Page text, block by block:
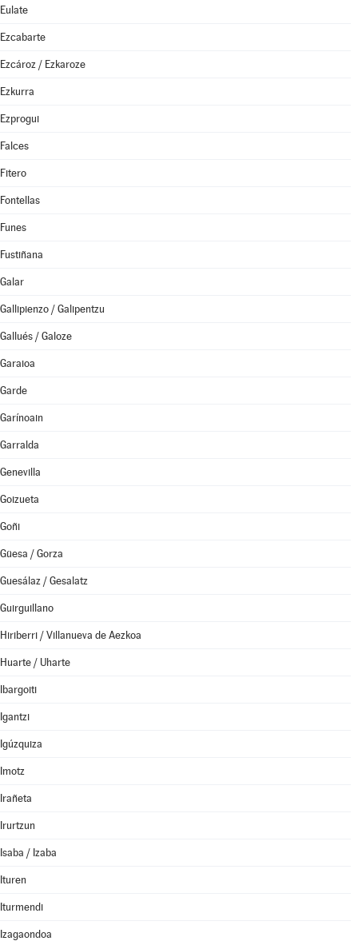
Eulate
Ezcabarte
Ezcároz / Ezkaroze
Ezkurra
Ezprogui
Falces
Fitero
Fontellas
Funes
Fustiñana
Galar
Gallipienzo / Galipentzu
Gallués / Galoze
Garaioa
Garde
Garínoain
Garralda
Genevilla
Goizueta
Goñi
Güesa / Gorza
Guesálaz / Gesalatz
Guirguillano
Hiriberri / Villanueva de Aezkoa
Huarte / Uharte
Ibargoiti
Igantzi
Igúzquiza
Imotz
Irañeta
Irurtzun
Isaba / Izaba
Ituren
Iturmendi
Izagaondoa